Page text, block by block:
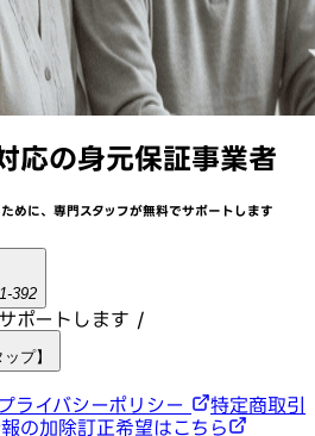
応の身元保証事業者
めに、 専門スタッフが無料でサポートします
392
ポートします /
プ】
プライバシーポリシー
特定商取引
の加除訂正希望はこちら